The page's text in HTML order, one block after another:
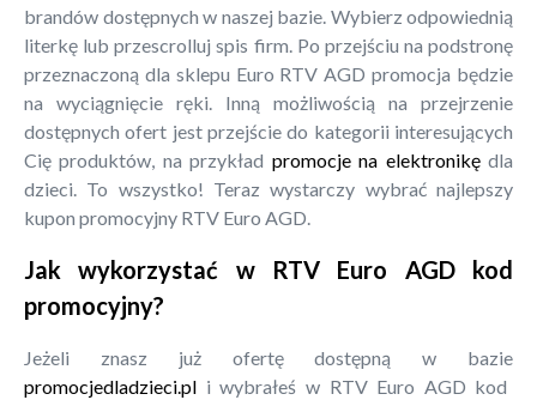
brandów dostępnych w naszej bazie. Wybierz odpowiednią
literkę lub przescrolluj spis firm. Po przejściu na podstronę
przeznaczoną dla sklepu Euro RTV AGD promocja będzie
na wyciągnięcie ręki. Inną możliwością na przejrzenie
dostępnych ofert jest przejście do kategorii interesujących
Cię produktów, na przykład promocje na elektronikędla
dzieci. To wszystko! Teraz wystarczy wybrać najlepszy
kupon promocyjny RTV Euro AGD.
Jak wykorzystać w RTV Euro AGD kod
promocyjny?
Jeżeli znasz już ofertę dostępną w bazie
promocjedladzieci.pl i wybrałeś w RTV Euro AGD kod